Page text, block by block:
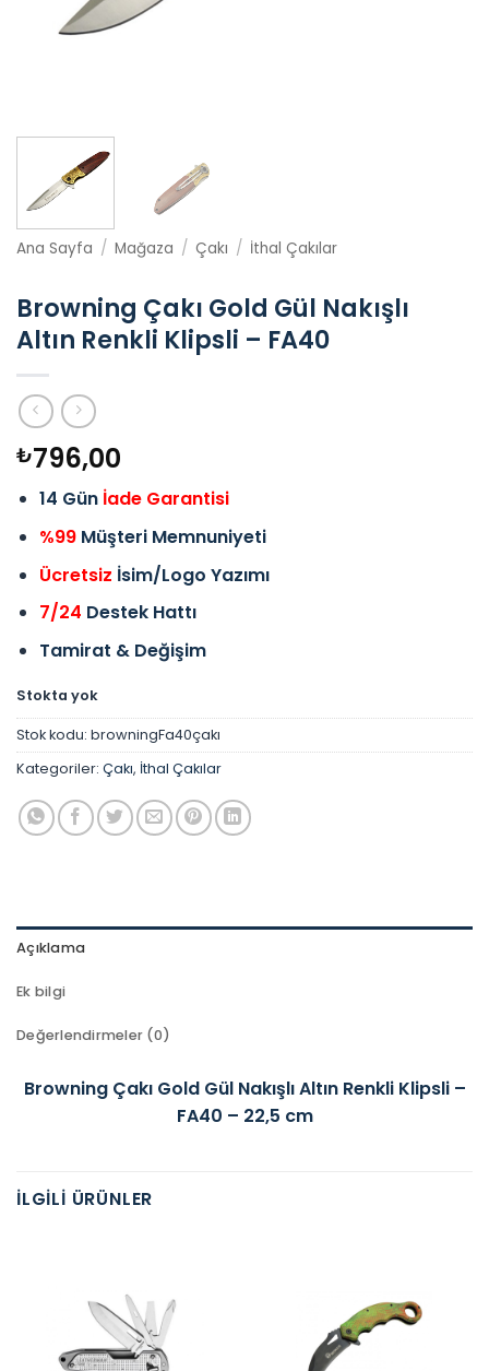
Ana Sayfa / Mağaza / Çakı / İthal Çakılar
Browning Çakı Gold Gül Nakışlı
Altın Renkli Klipsli – FA40
₺796,00
14 Gün İade Garantisi
%99Müşteri Memnuniyeti
Ücretsiz İsim/Logo Yazımı
7/24 Destek Hattı
Tamirat & Değişim
Stokta yok
Stok kodu: browningFa40çakı
Kategoriler: Çakı, İthal Çakılar
Açıklama
Ek bilgi
Değerlendirmeler (0)
Browning Çakı Gold Gül Nakışlı Altın Renkli Klipsli –
FA40 – 22,5 cm
İLGILI ÜRÜNLER